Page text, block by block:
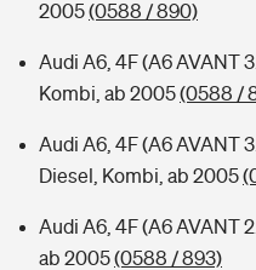
2005(0588 / 890)
Audi A6, 4F (A6 AVANT
Kombi, ab 2005(0588 /
Audi A6, 4F (A6 AVANT
Diesel, Kombi, ab 2005
Audi A6, 4F (A6 AVANT
ab 2005(0588 / 893)